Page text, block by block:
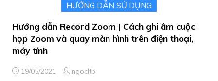
HƯỚNG DẪN SỬ DỤNG
Hướng dẫn Record Zoom | Cách ghi âm cuộc
họp Zoom và quay màn hình trên điện thoại,
máy tính
19/05/2021 ngocltb